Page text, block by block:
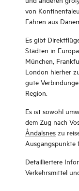
von
Fähren aus
Es gibt
Städten in
München,
London hierher
gute
Region.
Es ist sowohl
dem Zug nach
Åndalsnes zu
Ausgangspunkte
Detailliertere
Verkehrsmittel